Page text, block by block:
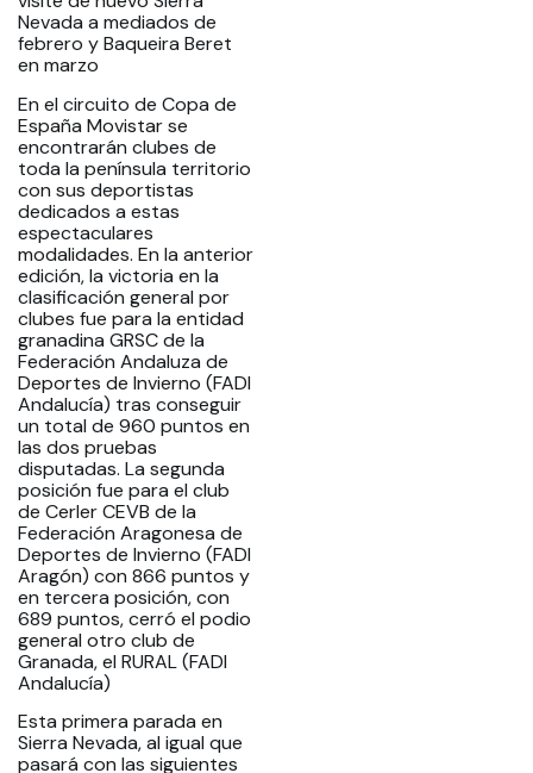
Nevada a mediados de
febrero y Baqueira Beret
en marzo
En el circuito de Copa de
España Movistar se
encontrarán clubes de
toda la península territorio
con sus deportistas
dedicados a estas
espectaculares
modalidades. En la anterior
edición, la victoria en la
clasificación general por
clubes fue para la entidad
granadina GRSC de la
Federación Andaluza de
Deportes de Invierno (FADI
Andalucía) tras conseguir
un total de 960 puntos en
las dos pruebas
disputadas. La segunda
posición fue para el club
de Cerler CEVB de la
Federación Aragonesa de
Deportes de Invierno (FADI
Aragón) con 866 puntos y
en tercera posición, con
689 puntos, cerró el podio
general otro club de
Granada, el RURAL (FADI
Andalucía)
Esta primera parada en
Sierra Nevada, al igual que
pasará con las siguientes